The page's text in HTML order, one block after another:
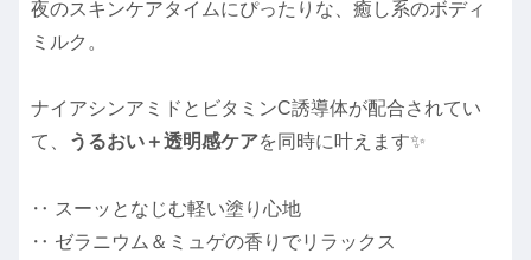
夜のスキンケアタイムにぴったりな、癒し系のボディ
ミルク。
ナイアシンアミドとビタミンC誘導体が配合されてい
て、
うるおい＋透明感ケアを同時に叶えます✨
‥ スーッとなじむ軽い塗り心地
‥ ゼラニウム＆ミュゲの香りでリラックス